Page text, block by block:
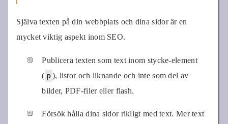
Själva texten på din webbplats och dina sidor är en
mycket viktig aspekt inom SEO.
Publicera texten som text inom stycke-element
( p ), listor och liknande och inte som del av
bilder, PDF-filer eller flash.
Försök hålla dina sidor rikligt med text. Mer text